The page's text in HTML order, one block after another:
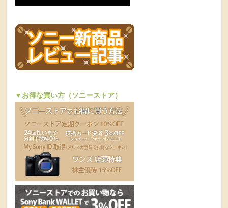
▼お得な買い方（ソニーストア）